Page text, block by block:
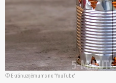
Ekrānuzņēmums no "YouTube"